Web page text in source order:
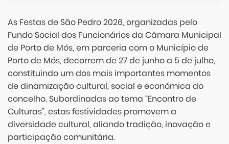
As Festas de São Pedro 2026, organizadas pelo
Fundo Social dos Funcionários da Câmara Municipal
de Porto de Mós, em parceria com o Município de
Porto de Mós, decorrem de 27 de junho a 5 de julho,
constituindo um dos mais importantes momentos
de dinamização cultural, social e económica do
concelho. Subordinadas ao tema “Encontro de
Culturas”, estas festividades promovem a
diversidade cultural, aliando tradição, inovação e
participação comunitária.